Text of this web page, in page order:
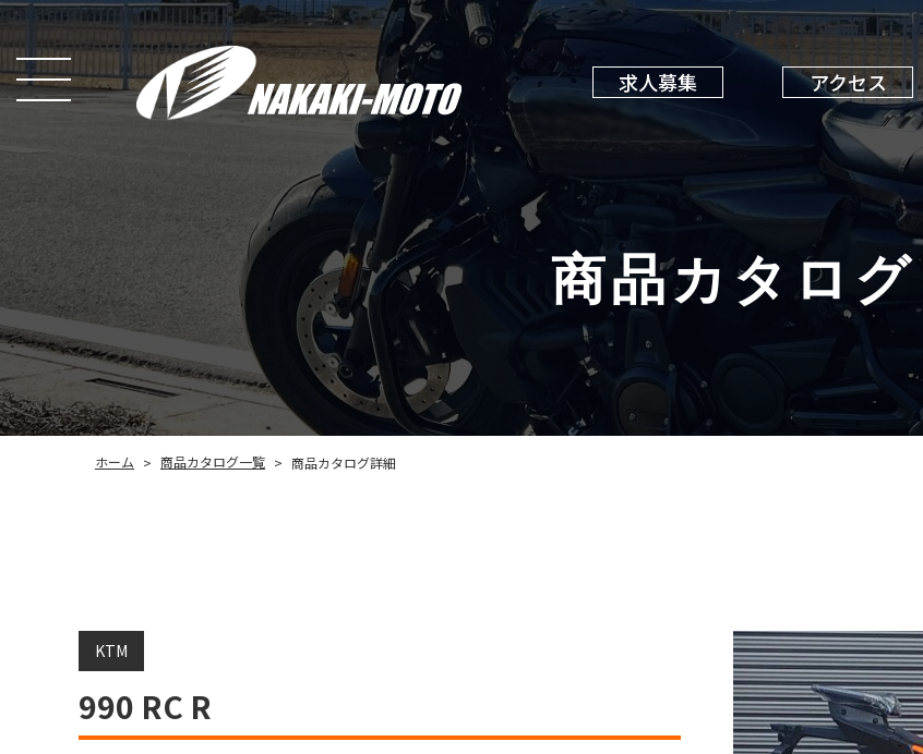
求人募集 アクセス
商品カタログ
ホーム > 商品カタログ一覧 > 商品カタログ詳細
KTM
990 RC R